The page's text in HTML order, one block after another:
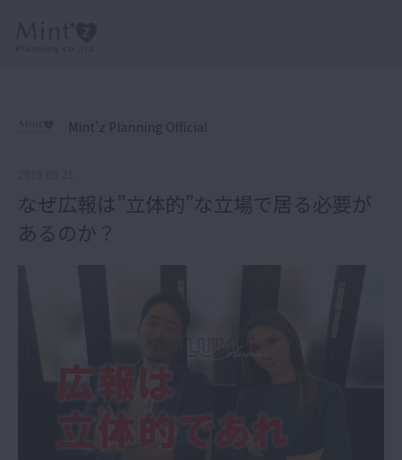
Mint'z Planning Official
なぜ広報は”立体的”な立場で居る必要が
あるのか？